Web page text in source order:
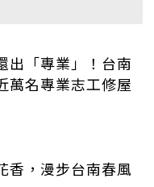
出「專業」！台南
萬名專業志工修屋
香，漫步台南春風